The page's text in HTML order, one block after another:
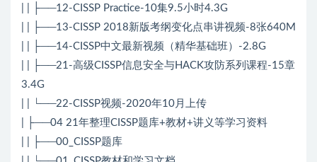
| | ├──12-CISSP Practice-10集9.5小时4.3G
| | ├──13-CISSP 2018新版考纲变化点串讲视频-8张640M
| | ├──14-CISSP中文最新视频（精华基础班）-2.8G
| | ├──21-高级CISSP信息安全与HACK攻防系列课程-15章
3.4G
| | └──22-CISSP视频-2020年10月上传
| ├──04 21年整理CISSP题库+教材+讲义等学习资料
| | ├──00_CISSP题库